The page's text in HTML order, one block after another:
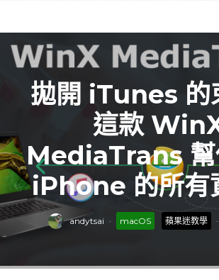
拋開 iTunes 的
這款
MediaTrans 幫
iPhone 的所有
andytsai · macOS 蘋果迷教學 ·